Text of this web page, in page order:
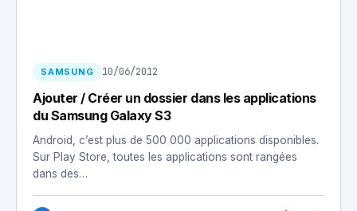
SAMSUNG 10/06/2012
Ajouter / Créer un dossier dans les applications
du Samsung Galaxy S3
Android, c’est plus de 500 000 applications disponibles.
Sur Play Store, toutes les applications sont rangées
dans des…